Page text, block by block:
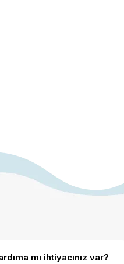
mı ihtiyacınız var?